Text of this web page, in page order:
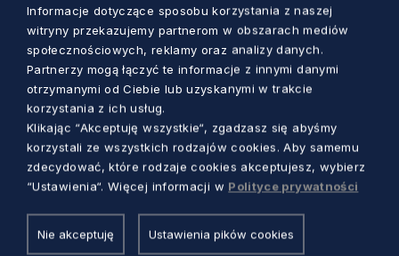
bytowskim muzeum
Marcin Szumny 3 lata temu
Informacje dotyczące sposobu korzystania z naszej
witryny przekazujemy partnerom w obszarach mediów
społecznościowych, reklamy oraz analizy danych.
Partnerzy mogą łączyć te informacje z innymi danymi
otrzymanymi od Ciebie lub uzyskanymi w trakcie
korzystania z ich usług.
Klikając “Akceptuję wszystkie“, zgadzasz się abyśmy
korzystali ze wszystkich rodzajów cookies. Aby samemu
zdecydować, które rodzaje cookies akceptujesz, wybierz
“Ustawienia“. Więcej informacji w Polityce prywatności
Nie akceptuję Ustawienia pików cookies